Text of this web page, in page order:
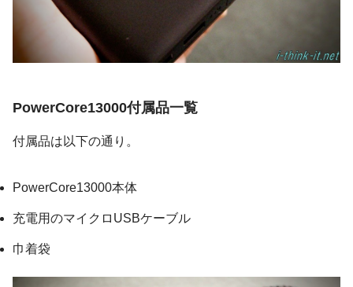
PowerCore13000付属品一覧
付属品は以下の通り。
PowerCore13000本体
充電用のマイクロUSBケーブル
巾着袋